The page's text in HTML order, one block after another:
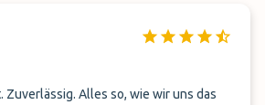
Zuverlässig. Alles so, wie wir uns das